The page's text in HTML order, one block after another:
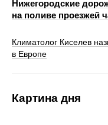
Нижегородские
на поливе проезжей
Климатолог Киселев
в Европе
Картина дня